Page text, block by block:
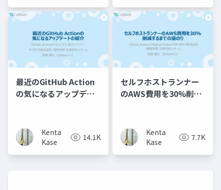
最近のGitHub Action
の気になるアップデー
Kenta
Kase
14.1K
セルフホストランナー
のAWS費用を30%削減
Kenta
Kase
7.7K